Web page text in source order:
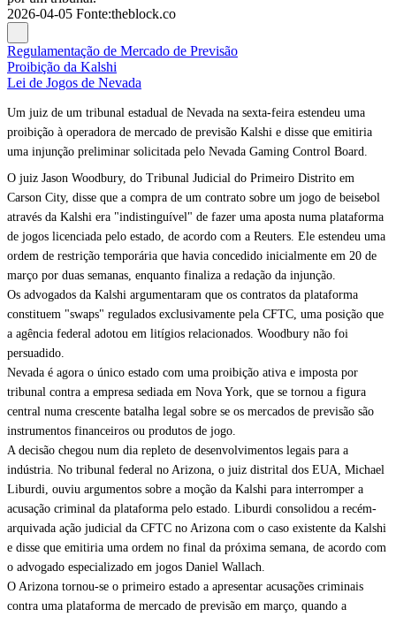
2026-04-05 Fonte:theblock.co
Regulamentação de Mercado de Previsão
Proibição da Kalshi
Lei de Jogos de Nevada
Um juiz de um tribunal estadual de Nevada na sexta-feira estendeu uma
proibição à operadora de mercado de previsão Kalshi e disse que emitiria
uma injunção preliminar solicitada pelo Nevada Gaming Control Board.
O juiz Jason Woodbury, do Tribunal Judicial do Primeiro Distrito em
Carson City, disse que a compra de um contrato sobre um jogo de beisebol
através da Kalshi era "indistinguível" de fazer uma aposta numa plataforma
de jogos licenciada pelo estado, de acordo com a Reuters. Ele estendeu uma
ordem de restrição temporária que havia concedido inicialmente em 20 de
março por duas semanas, enquanto finaliza a redação da injunção.
Os advogados da Kalshi argumentaram que os contratos da plataforma
constituem "swaps" regulados exclusivamente pela CFTC, uma posição que
a agência federal adotou em litígios relacionados. Woodbury não foi
persuadido.
Nevada é agora o único estado com uma proibição ativa e imposta por
tribunal contra a empresa sediada em Nova York, que se tornou a figura
central numa crescente batalha legal sobre se os mercados de previsão são
instrumentos financeiros ou produtos de jogo.
A decisão chegou num dia repleto de desenvolvimentos legais para a
indústria. No tribunal federal no Arizona, o juiz distrital dos EUA, Michael
Liburdi, ouviu argumentos sobre a moção da Kalshi para interromper a
acusação criminal da plataforma pelo estado. Liburdi consolidou a recém-
arquivada ação judicial da CFTC no Arizona com o caso existente da Kalshi
e disse que emitiria uma ordem no final da próxima semana, de acordo com
o advogado especializado em jogos Daniel Wallach.
O Arizona tornou-se o primeiro estado a apresentar acusações criminais
contra uma plataforma de mercado de previsão em março, quando a